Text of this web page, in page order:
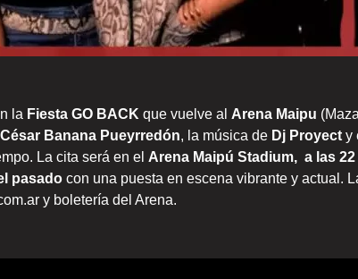
la Fiesta GO BACK que vuelve al Arena Maipu
César Banana Pueyrredón, la música de Dj Proyect y
La cita será en el Arena Maipú Stadium, a las
pasado con una puesta en escena vibrante y actual.
y boletería del Arena.